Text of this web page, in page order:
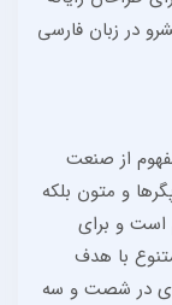
در زبان فارسی
از صنعت
و متون بلکه
است و برای
با هدف
در شصت و سه